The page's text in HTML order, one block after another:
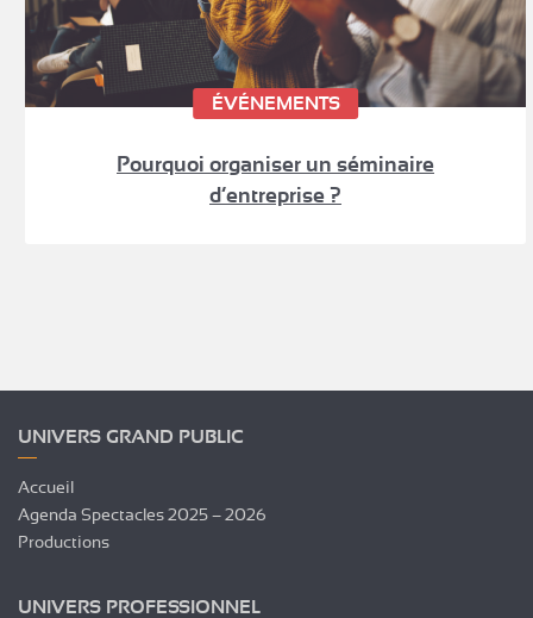
ÉVÉNEMENTS
Pourquoi organiser un séminaire
d’entreprise ?
UNIVERS GRAND PUBLIC
Accueil
Agenda Spectacles 2025 – 2026
Productions
UNIVERS PROFESSIONNEL